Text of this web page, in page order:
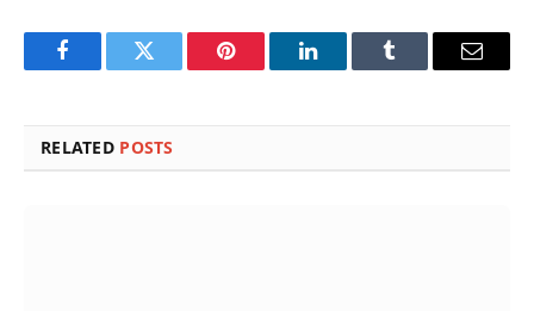
FacebookTwitter Pinterest LinkedInTumblr Email
RELATED POSTS